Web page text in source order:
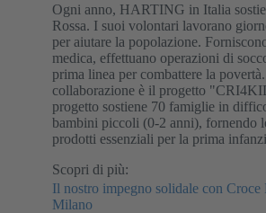
Ogni anno, HARTING in Italia
Rossa. I suoi volontari lavorano
per aiutare la popolazione.
medica, effettuano operazioni di
prima linea per combattere la
collaborazione è il progetto
progetto sostiene 70 famiglie in
bambini piccoli (0-2 anni), fornendo
prodotti essenziali per la prima
Scopri di più:
Il nostro impegno solidale con Croce
Milano